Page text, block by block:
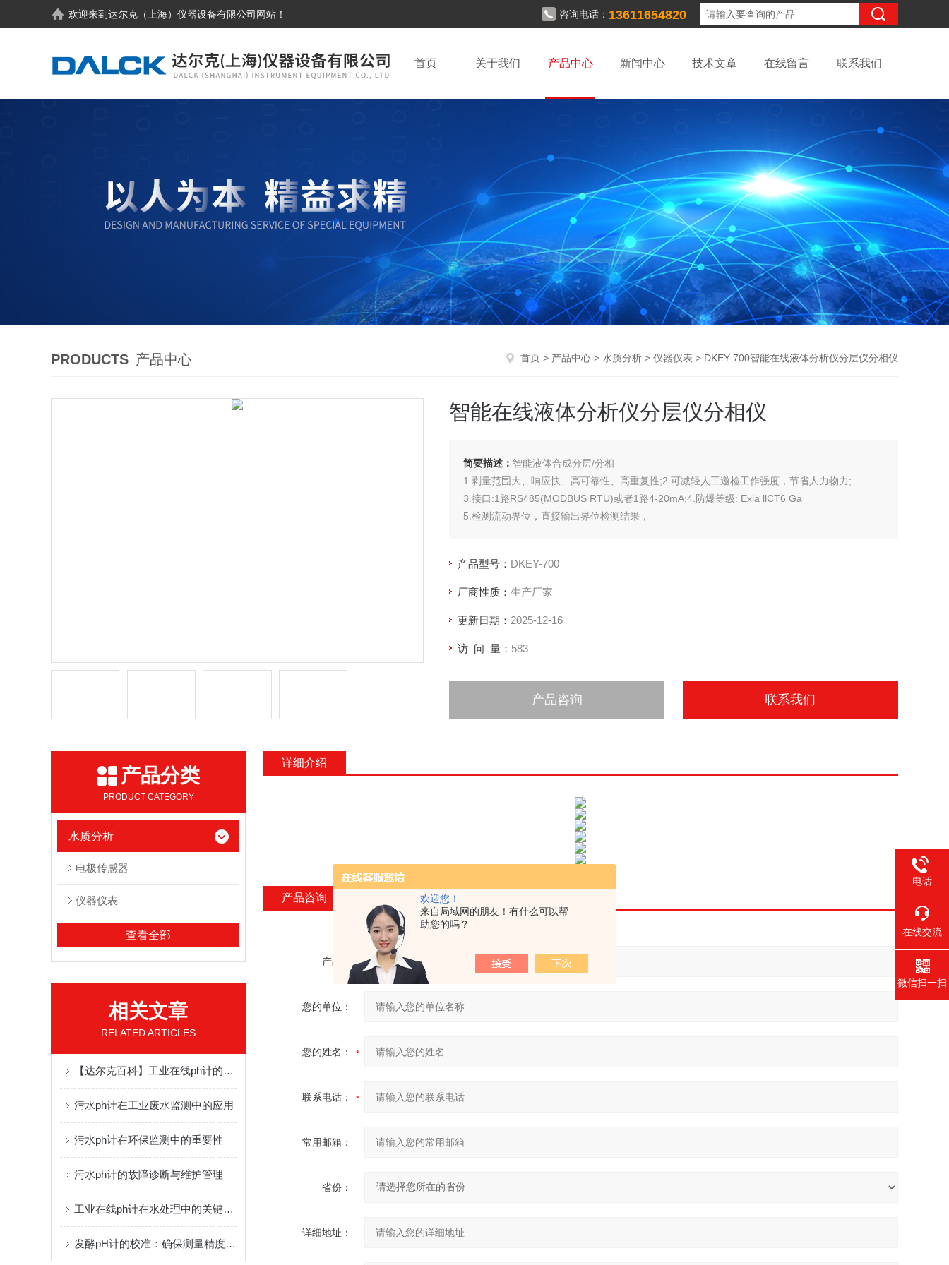
欢迎您！
来自局域网的朋友！有什么可以帮
助您的吗？
欢迎来到达尔克（上海）仪器设备有限公司 网站！ 咨询电话： 13611654820
首页 关于我们 产品中心 新闻中心 技术文章 在线留言 联系我们
PRODUCTS 产品中心 首页 > 产品中心 > 水质分析 > 仪器仪表 > DKEY-700智能在线液体分析仪分层仪分相仪
智能在线液体分析仪分层仪分相仪
简要描述： 智能液体合成分层/分相
1.剥量范围大、响应快、高可靠性、高重复性;2.可减轻人工邀检工作强度，节省人力物力;
3.接口:1路RS485(MODBUS RTU)或者1路4-20mA;4.防爆等级: Exia llCT6 Ga
5.检测流动界位，直接输出界位检测结果，
可定制。
产品型号： DKEY-700
厂商性质： 生产厂家
更新日期： 2025-12-16
访 问 量： 583
产品咨询 联系我们
产品分类
PRODUCT CATEGORY
水质分析
电极传感器
仪器仪表
查看全部
相关文章
RELATED ARTICLES
【达尔克百科】工业在线ph计的工作原理及应用领域
污水ph计在工业废水监测中的应用
污水ph计在环保监测中的重要性
污水ph计的故障诊断与维护管理
工业在线ph计在水处理中的关键作用
发酵pH计的校准：确保测量精度的关键
详细介绍
产品咨询
产品：
您的单位：
您的姓名：
联系电话：
常用邮箱：
省份：
详细地址：
电话
在线交流
微信扫一扫